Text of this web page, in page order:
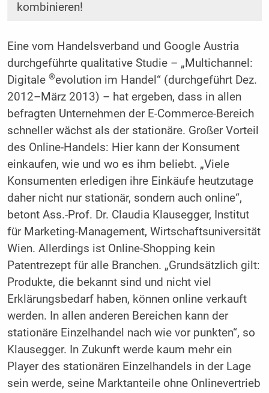
kombinieren!
Eine vom Handelsverband und Google Austria
durchgeführte qualitative Studie – „Multichannel:
Digitale ®evolution im Handel“ (durchgeführt Dez.
2012–März 2013) – hat ergeben, dass in allen
befragten Unternehmen der E-Commerce-Bereich
schneller wächst als der stationäre. Großer Vorteil
des Online-Handels: Hier kann der Konsument
einkaufen, wie und wo es ihm beliebt. „Viele
Konsumenten erledigen ihre Einkäufe heutzutage
daher nicht nur stationär, sondern auch online“,
betont Ass.-Prof. Dr. Claudia Klausegger, Institut
für Marketing-Management, Wirtschaftsuniversität
Wien. Allerdings ist Online-Shopping kein
Patentrezept für alle Branchen. „Grundsätzlich gilt:
Produkte, die bekannt sind und nicht viel
Erklärungsbedarf haben, können online verkauft
werden. In allen anderen Bereichen kann der
stationäre Einzelhandel nach wie vor punkten“, so
Klausegger. In Zukunft werde kaum mehr ein
Player des stationären Einzelhandels in der Lage
sein werde, seine Marktanteile ohne Onlinevertrieb